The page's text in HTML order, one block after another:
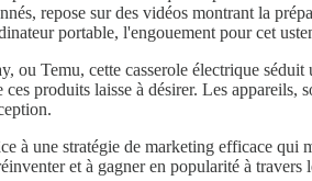
repose sur des vidéos montrant la
portable, l'engouement pour cet
Temu, cette casserole électrique
produits laisse à désirer. Les
à une stratégie de marketing efficace
et à gagner en popularité à